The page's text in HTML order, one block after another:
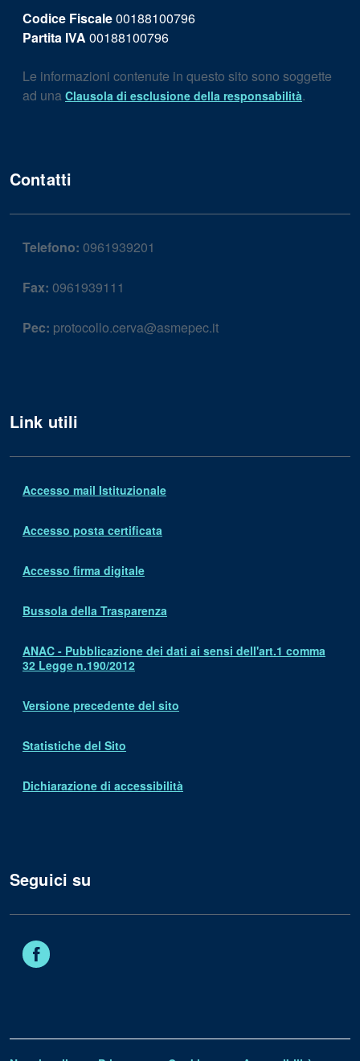
Codice Fiscale00188100796
Partita IVA 00188100796
Le informazioni contenute in questo sito sono soggette
ad una Clausola di esclusione della responsabilità.
Contatti
Telefono: 0961939201
Fax: 0961939111
Pec: protocollo.cerva@asmepec.it
Link utili
Accesso mail Istituzionale
Accesso posta certificata
Accesso firma digitale
Bussola della Trasparenza
ANAC - Pubblicazione dei dati ai sensi dell'art.1 comma
32 Legge n.190/2012
Versione precedente del sito
Statistiche del Sito
Dichiarazione di accessibilità
Seguici su